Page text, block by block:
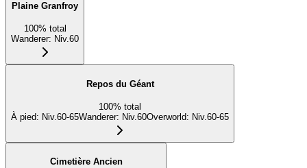
Plaine Granfroy
100% total
Wanderer: Niv.60
Repos du Géant
100% total
À pied: Niv.60-65Wanderer: Niv.60Overworld: Niv.60-65
Cimetière Ancien